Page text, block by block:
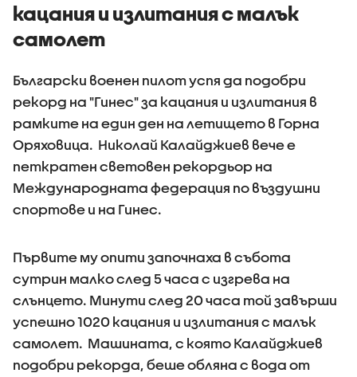
кацания и излитания с малък
самолет
Български военен пилот успя да подобри
рекорд на "Гинес" за кацания и излитания в
рамките на един ден на летището в Горна
Оряховица. Николай Калайджиев вече е
петкратен световен рекордьор на
Международната федерация по въздушни
спортове и на Гинес.
Първите му опити започнаха в събота
сутрин малко след 5 часа с изгрева на
слънцето. Минути след 20 часа той завърши
успешно 1020 кацания и излитания с малък
самолет. Машината, с която Калайджиев
подобри рекорда, беше обляна с вода от